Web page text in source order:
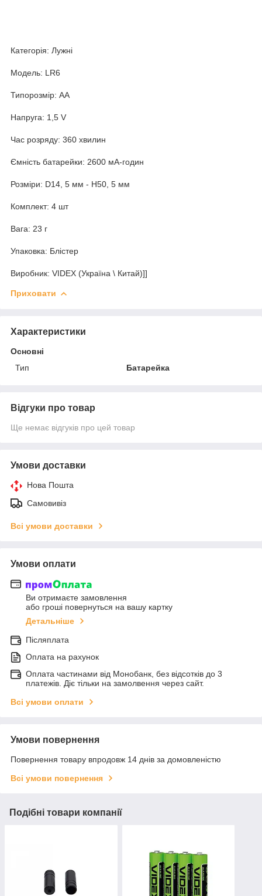
Категорія: Лужні
Модель: LR6
Типорозмір: AA
Напруга: 1,5 V
Час розряду: 360 хвилин
Ємність батарейки: 2600 мА-годин
Розміри: D14, 5 мм - H50, 5 мм
Комплект: 4 шт
Вага: 23 г
Упаковка: Блістер
Виробник: VIDEX (Україна \ Китай)]]
Приховати
Характеристики
Основні
Тип
Батарейка
Відгуки про товар
Ще немає відгуків про цей товар
Умови доставки
Нова Пошта
Самовивіз
Всі умови доставки
Умови оплати
Ви отримаєте замовлення
або гроші повернуться на вашу картку
Детальніше
Післяплата
Оплата на рахунок
Оплата частинами від Монобанк, без відсотків до 3
платежів. Діє тільки на замолвення через сайт.
Всі умови оплати
Умови повернення
Повернення товару впродовж 14 днів за домовленістю
Всі умови повернення
Подібні товари компанії